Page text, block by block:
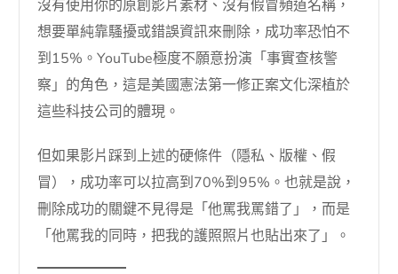
沒有使用你的原創影片素材、沒有假冒頻道名稱，
想要單純靠騷擾或錯誤資訊來刪除，成功率恐怕不
到15%。YouTube極度不願意扮演「事實查核警
察」的角色，這是美國憲法第一修正案文化深植於
這些科技公司的體現。
但如果影片踩到上述的硬條件（隱私、版權、假
冒），成功率可以拉高到70%到95%。也就是說，
刪除成功的關鍵不見得是「他罵我罵錯了」，而是
「他罵我的同時，把我的護照照片也貼出來了」。